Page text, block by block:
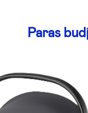
Paras